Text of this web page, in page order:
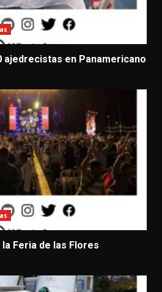
ajedrecistas en Panamericano
Feria de las Flores